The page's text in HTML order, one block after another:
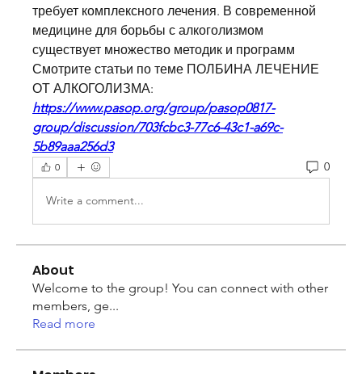
требует комплексного лечения. В современной
медицине для борьбы с алкоголизмом
существует множество методик и программ
Смотрите статьи по теме ПОЛБИНА ЛЕЧЕНИЕ
ОТ АЛКОГОЛИЗМА:
https://www.pasop.org/group/pasop0817-
group/discussion/703fcbc3-77c6-43c1-a69c-
5b89aaa256d3
0 0
Write a comment...
About
Welcome to the group! You can connect with other
members, ge...
Read more